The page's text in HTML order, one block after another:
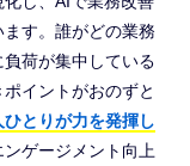
す。誰がどの業務
荷が集中している
イントがおのずと
ひとりが力を発揮し
ンゲージメント向上